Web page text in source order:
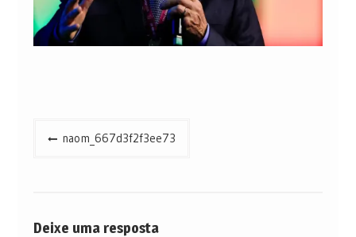
Navegação
naom_667d3f2f3ee73
Deixe uma resposta